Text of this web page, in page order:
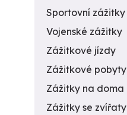
Sportovní zážitky
Vojenské zážitky
Zážitkové jízdy
Zážitkové pobyty
Zážitky na doma
Zážitky se zvířaty